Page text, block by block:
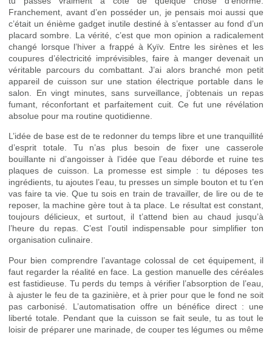
Franchement, avant d’en posséder un, je pensais moi aussi que
c’était un énième gadget inutile destiné à s’entasser au fond d’un
placard sombre. La vérité, c’est que mon opinion a radicalement
changé lorsque l’hiver a frappé à Kyïv. Entre les sirènes et les
coupures d’électricité imprévisibles, faire à manger devenait un
véritable parcours du combattant. J’ai alors branché mon petit
appareil de cuisson sur une station électrique portable dans le
salon. En vingt minutes, sans surveillance, j’obtenais un repas
fumant, réconfortant et parfaitement cuit. Ce fut une révélation
absolue pour ma routine quotidienne.
L’idée de base est de te redonner du temps libre et une tranquillité
d’esprit totale. Tu n’as plus besoin de fixer une casserole
bouillante ni d’angoisser à l’idée que l’eau déborde et ruine tes
plaques de cuisson. La promesse est simple : tu déposes tes
ingrédients, tu ajoutes l’eau, tu presses un simple bouton et tu t’en
vas faire ta vie. Que tu sois en train de travailler, de lire ou de te
reposer, la machine gère tout à ta place. Le résultat est constant,
toujours délicieux, et surtout, il t’attend bien au chaud jusqu’à
l’heure du repas. C’est l’outil indispensable pour simplifier ton
organisation culinaire.
Pour bien comprendre l’avantage colossal de cet équipement, il
faut regarder la réalité en face. La gestion manuelle des céréales
est fastidieuse. Tu perds du temps à vérifier l’absorption de l’eau,
à ajuster le feu de ta gazinière, et à prier pour que le fond ne soit
pas carbonisé. L’automatisation offre un bénéfice direct : une
liberté totale. Pendant que la cuisson se fait seule, tu as tout le
loisir de préparer une marinade, de couper tes légumes ou même